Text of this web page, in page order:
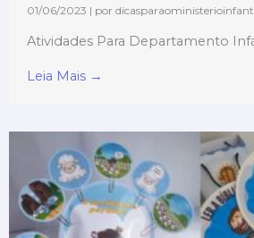
01/06/2023 | por
Atividades Para Departamento
Leia Mais →